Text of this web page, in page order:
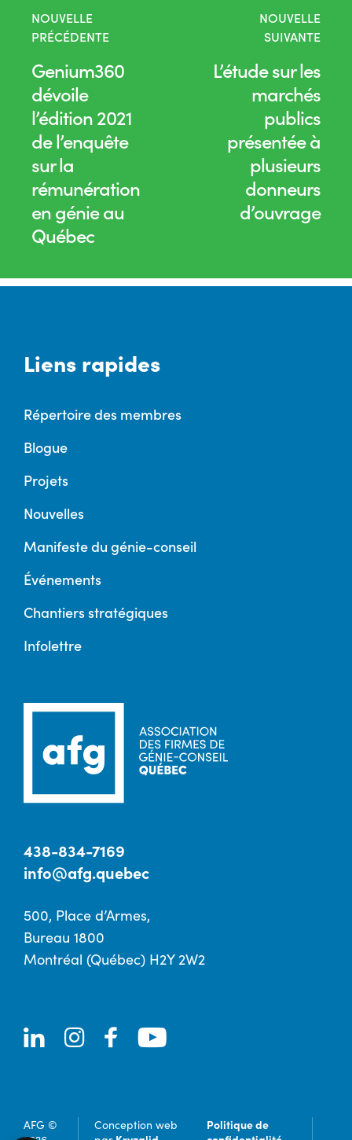
NOUVELLE
PRÉCÉDENTE
Genium360
dévoile
l’édition 2021
de l’enquête
sur la
rémunération
en génie au
Québec
NOUVELLE
SUIVANTE
L’étude sur les
marchés
publics
présentée à
plusieurs
donneurs
d’ouvrage
Liens rapides
Répertoire des membres
Blogue
Projets
Nouvelles
Manifeste du génie-conseil
Événements
Chantiers stratégiques
Infolettre
438-834-7169
info@afg.quebec
500, Place d’Armes,
Bureau 1800
Montréal (Québec) H2Y 2W2
AFG ©
Conception web
Politique de